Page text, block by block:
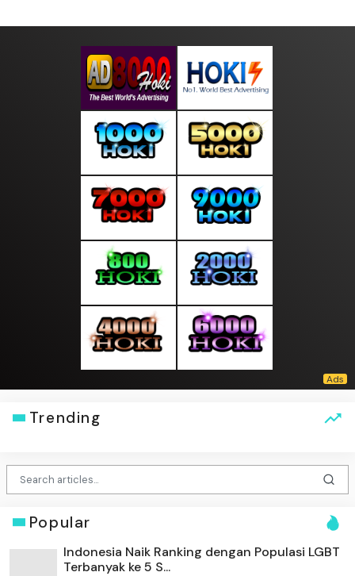
Trending
Popular
Indonesia Naik Ranking dengan Populasi LGBT
Terbanyak ke 5 S...